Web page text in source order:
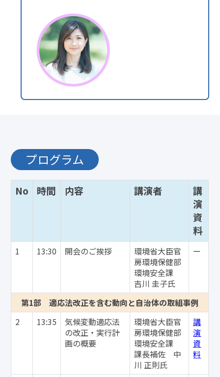
プログラム
No 時間 内容 講演者
講
演
資
料
1 13:30 開会のご挨拶
環境省大臣官
房環境保健部
環境安全課
吉川 圭子氏
ー
第1部 適応法改正を含む動向と自治体の取組事例
2
13:35
気候変動適応法
の改正・実行計
画の概要
環境省大臣官
房環境保健部
環境安全課
課長補佐 中
川 正則氏
講
演
資
料